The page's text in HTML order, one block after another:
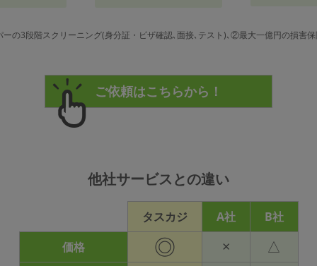
の3段階スクリーニング(身分証・ビザ確認､面接､テスト)､②最大一億円の損害
他社サービスとの違い
タスカジ A社
B社
価格
◎ × △